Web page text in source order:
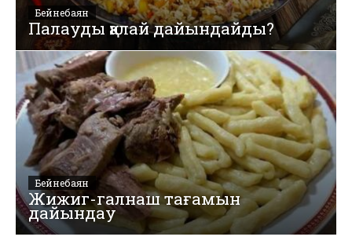
Бейнебаян
Палауды қалай дайындайды?
Бейнебаян
Жижиг-галнаш тағамын
дайындау